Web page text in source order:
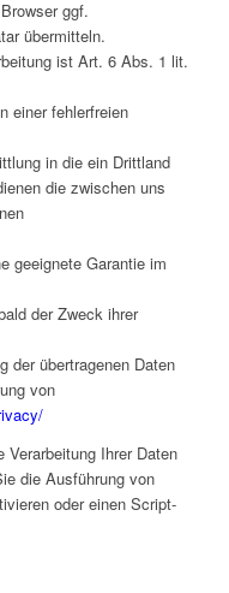
ggf.
übermitteln.
ist Art. 6 Abs. 1 lit.
einer fehlerfreien
in die ein Drittland
die zwischen uns
geeignete Garantie im
der Zweck ihrer
der übertragenen Daten
von
Ihrer Daten
die Ausführung von
oder einen Script-